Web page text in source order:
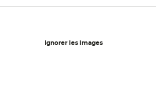
Ignorer les images